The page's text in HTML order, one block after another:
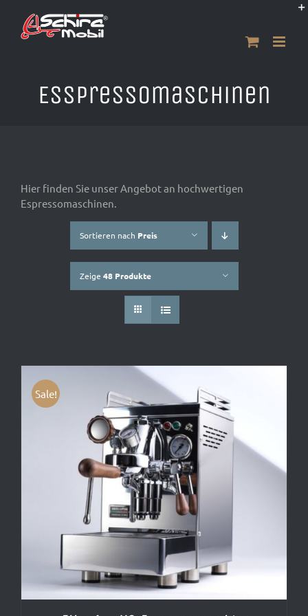
Inhalt
springen
Esspressomaschinen
Hier finden Sie unser Angebot an hochwertigen
Espressomaschinen.
Sortieren nach Preis
Zeige 48 Produkte
Sale!